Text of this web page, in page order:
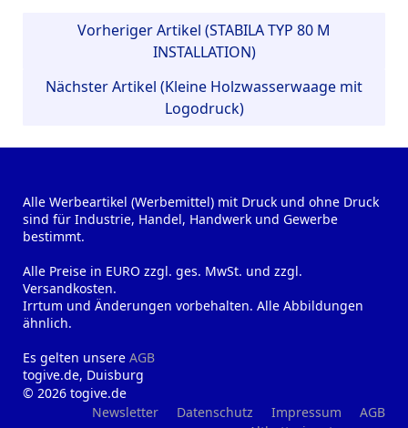
Vorheriger Artikel (STABILA TYP 80 M
INSTALLATION)
Nächster Artikel (Kleine Holzwasserwaage mit
Logodruck)
Alle Werbeartikel (Werbemittel) mit Druck und ohne Druck
sind für Industrie, Handel, Handwerk und Gewerbe
bestimmt.
Alle Preise in EURO zzgl. ges. MwSt. und zzgl.
Versandkosten.
Irrtum und Änderungen vorbehalten. Alle Abbildungen
ähnlich.
Es gelten unsere AGB
togive.de, Duisburg
© 2026 togive.de
Newsletter
Datenschutz Impressum
AGB